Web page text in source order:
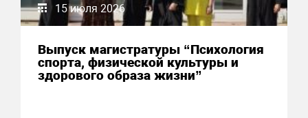
15 июля 2026
Выпуск магистратуры “Психология
спорта, физической культуры и
здорового образа жизни”